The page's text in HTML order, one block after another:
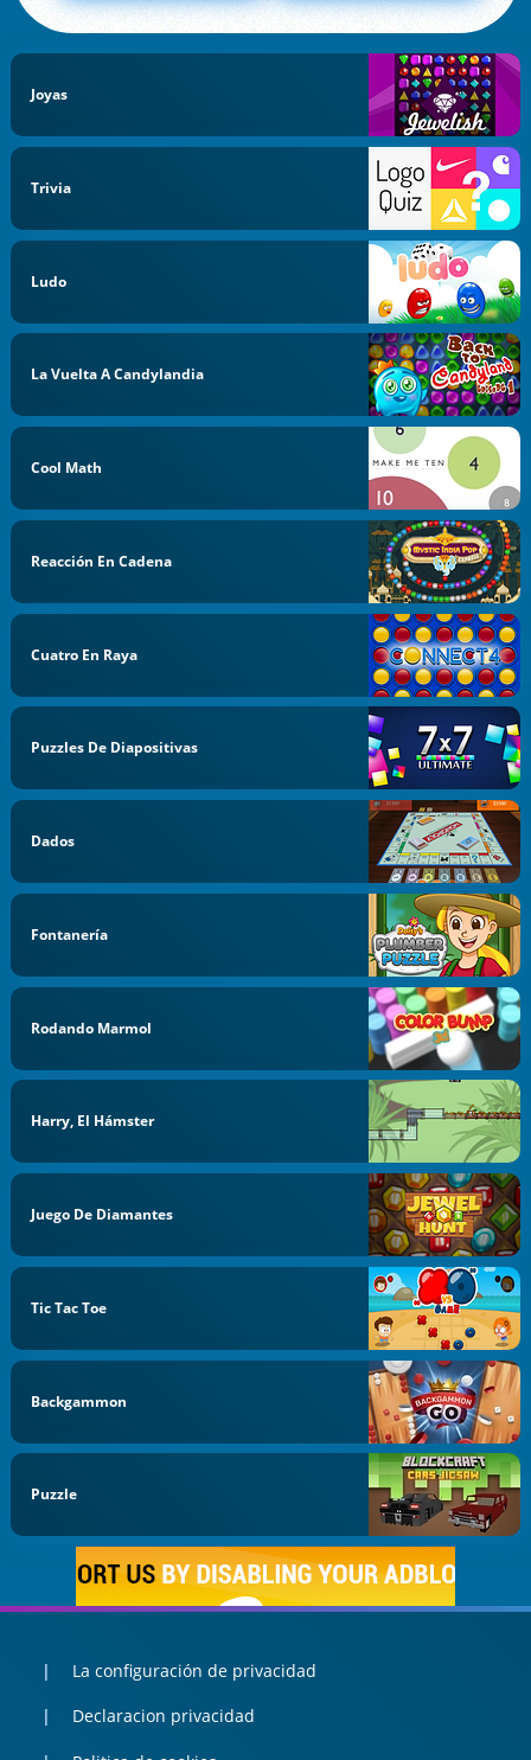
Joyas
Trivia
Ludo
La Vuelta A Candylandia
Cool Math
Reacción En Cadena
Cuatro En Raya
Puzzles De Diapositivas
Dados
Fontanería
Rodando Marmol
Harry, El Hámster
Juego De Diamantes
Tic Tac Toe
Backgammon
Puzzle
La configuración de privacidad
Declaracion privacidad